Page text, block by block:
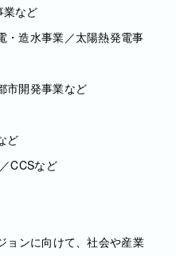
業など
・造水事業／太陽熱発電事
市開発事業など
ど
CCSなど
ョンに向けて、社会や産業